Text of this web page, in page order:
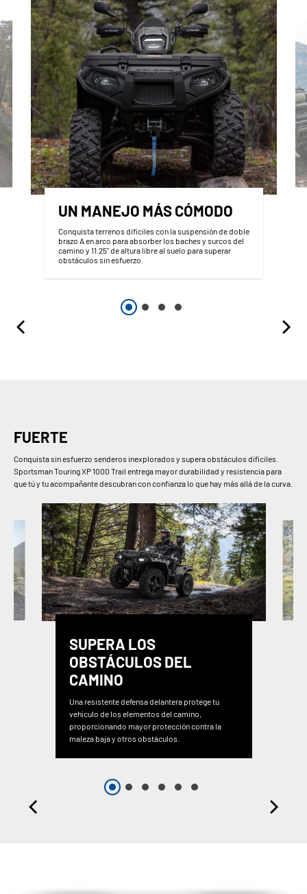
UN MANEJO MÁS CÓMODO
Conquista terrenos difíciles con la suspensión de doble
brazo A en arco para absorber los baches y surcos del
camino y 11.25" de altura libre al suelo para superar
obstáculos sin esfuerzo.
FUERTE
Conquista sin esfuerzo senderos inexplorados y supera obstáculos difíciles.
Sportsman Touring XP 1000 Trail entrega mayor durabilidad y resistencia para
que tú y tu acompañante descubran con confianza lo que hay más allá de la curva.
SUPERA LOS
OBSTÁCULOS DEL
CAMINO
Una resistente defensa delantera protege tu
vehículo de los elementos del camino,
proporcionando mayor protección contra la
maleza baja y otros obstáculos.